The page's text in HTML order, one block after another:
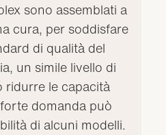
sono assemblati a
cura, per soddisfare
di qualità del
un simile livello di
ridurre le capacità
domanda può
di alcuni modelli.